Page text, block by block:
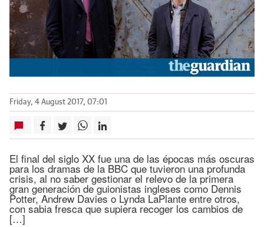
Friday, 4 August 2017, 07:01
El final del siglo XX fue una de las épocas más oscuras
para los dramas de la BBC que tuvieron una profunda
crisis, al no saber gestionar el relevo de la primera
gran generación de guionistas ingleses como Dennis
Potter, Andrew Davies o Lynda LaPlante entre otros,
con sabia fresca que supiera recoger los cambios de
[…]